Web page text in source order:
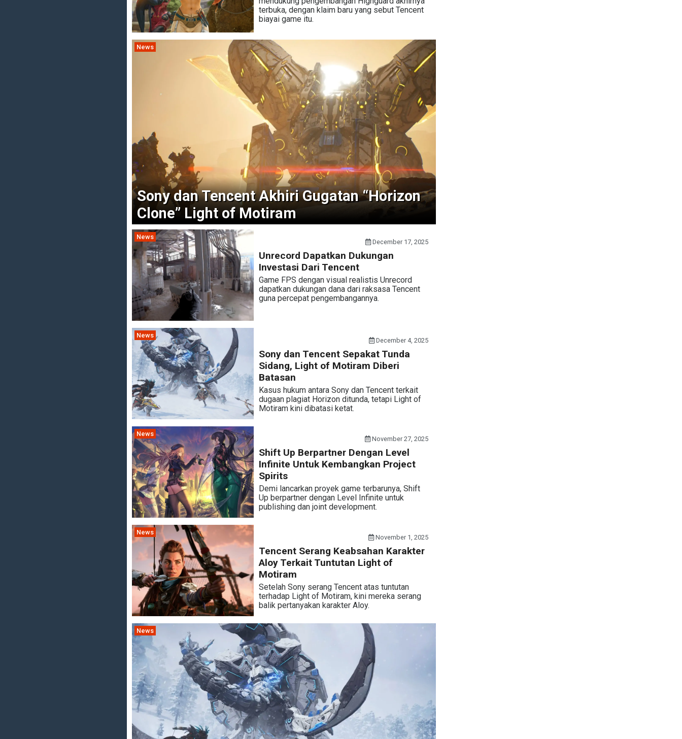
terbuka, dengan klaim baru yang sebut Tencent
biayai game itu.
News
Sony dan Tencent Akhiri Gugatan “Horizon
Clone” Light of Motiram
News
December 17, 2025
Unrecord Dapatkan Dukungan
Investasi Dari Tencent
Game FPS dengan visual realistis Unrecord
dapatkan dukungan dana dari raksasa Tencent
guna percepat pengembangannya.
News
December 4, 2025
Sony dan Tencent Sepakat Tunda
Sidang, Light of Motiram Diberi
Batasan
Kasus hukum antara Sony dan Tencent terkait
dugaan plagiat Horizon ditunda, tetapi Light of
Motiram kini dibatasi ketat.
News
November 27, 2025
Shift Up Berpartner Dengan Level
Infinite Untuk Kembangkan Project
Spirits
Demi lancarkan proyek game terbarunya, Shift
Up berpartner dengan Level Infinite untuk
publishing dan joint development.
News
November 1, 2025
Tencent Serang Keabsahan Karakter
Aloy Terkait Tuntutan Light of
Motiram
Setelah Sony serang Tencent atas tuntutan
terhadap Light of Motiram, kini mereka serang
balik pertanyakan karakter Aloy.
News